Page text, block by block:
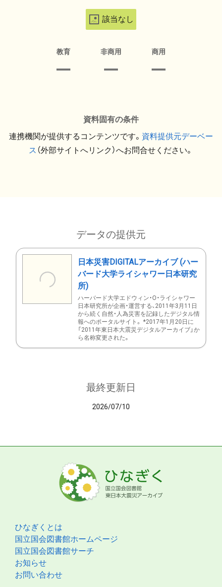
該当なし
教育 非商用 商用
資料固有の条件
連携機関が提供するコンテンツです。 資料提供元デーベー
ス （外部サイトへリンク）へお問合せください。
データの提供元
日本災害DIGITALアーカイブ (ハー
バード大学ライシャワー日本研究
所)
ハーバード大学エドウィン・O・ライシャワー
日本研究所が企画・運営する、2011年3月11日
から続く自然・人為災害を記録したデジタル情
報へのポータルサイト。 *2017年1月20日に
「2011年東日本大震災デジタルアーカイブ」か
ら名称変更された。
最終更新日
2026/07/10
ひなぎくとは
国立国会図書館ホームページ
国立国会図書館サーチ
お知らせ
お問い合わせ